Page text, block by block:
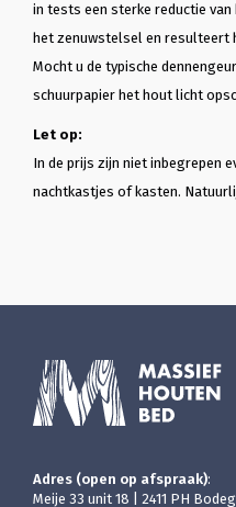
in tests een sterke reductie
het zenuwstelsel en resulteert
Mocht u de typische
schuurpapier het hout licht
Let op:
In de prijs zijn niet inbegrepen
nachtkastjes of kasten.
Adres (open op afspraak):
Meije 33 unit 18 | 2411 PH